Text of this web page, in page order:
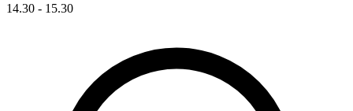
14.30 - 15.30